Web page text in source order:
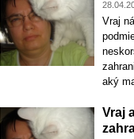
Vraj
aký
Vraj